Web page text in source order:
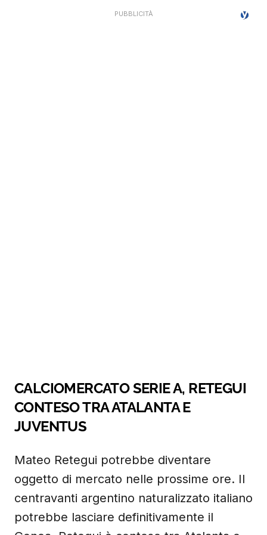
CALCIOMERCATO SERIE A, RETEGUI
CONTESO TRA ATALANTA E
JUVENTUS
Mateo Retegui potrebbe diventare
oggetto di mercato nelle prossime ore. Il
centravanti argentino naturalizzato italiano
potrebbe lasciare definitivamente il